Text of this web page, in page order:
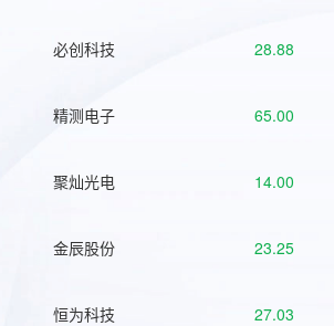
必创科技 28.88
精测电子 65.00
聚灿光电 14.00
金辰股份 23.25
恒为科技 27.03